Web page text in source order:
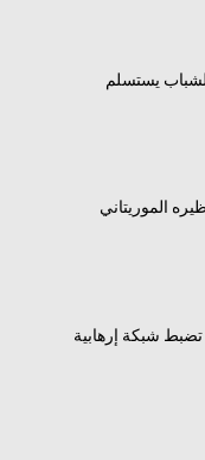
يستسلم
الموريتاني
تضبط شبكة إرهابية